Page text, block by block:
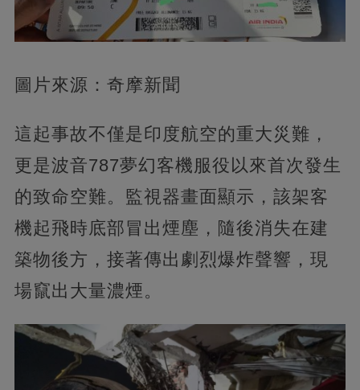
圖片來源：奇摩新聞
這起事故不僅是印度航空的重大災難，
更是波音787夢幻客機服役以來首次發生
的致命空難。監視器畫面顯示，該架客
機起飛時底部冒出煙塵，隨後消失在建
築物後方，接著傳出劇烈爆炸聲響，現
場竄出大量濃煙。